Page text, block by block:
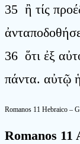
35 ἢ τίς
36 ὅτι ἐξ
πάντα. αὐτῷ
Romanos 11 Hebraico –
Romanos 11